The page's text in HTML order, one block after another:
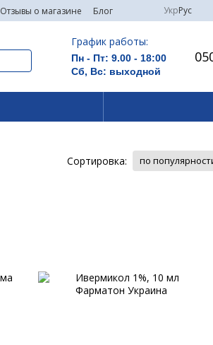
Отзывы о магазине Блог УкрРус
График работы:
Пн - Пт: 9.00 - 18:00
Сб, Вс: выходной
Сортировка: по